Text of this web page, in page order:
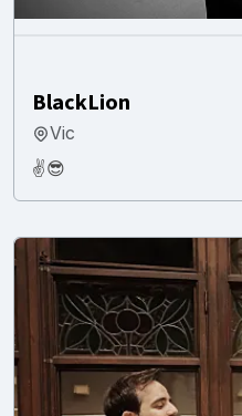
BlackLion
Vic
✌️😎